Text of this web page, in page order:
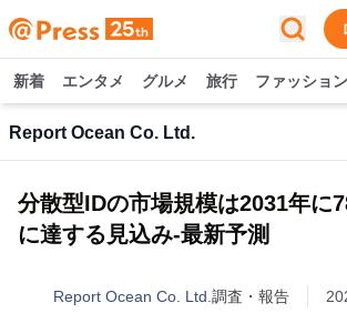
新着 エンタメ グルメ 旅行 ファッショ
Report Ocean Co. Ltd.
分散型IDの市場規模は2031年に
に達する見込み-最新予測
Report Ocean Co. Ltd. 調査・報告